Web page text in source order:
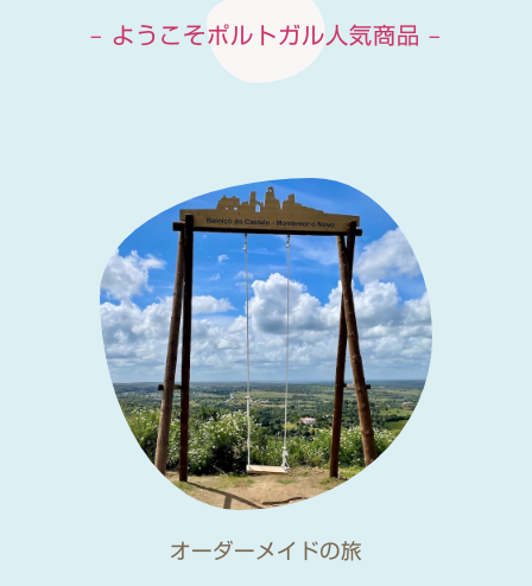
– ようこそポルトガル人気商品 –
オーダーメイドの旅